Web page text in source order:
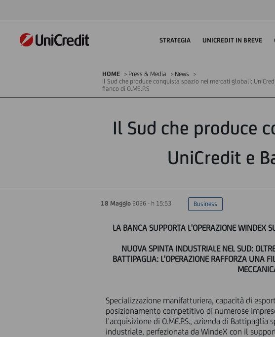
STRATEGIA UNICREDIT IN BREVE
HOME Press & Media
News
Il Sud che produce conquista spazio nei mercati globali:
fianco di O.ME.P.S
Il Sud che produce
UniCredit e
18 Maggio 2026 - h 15:53 Business
LA BANCA SUPPORTA L'OPERAZIONE WINDEX
NUOVA SPINTA INDUSTRIALE NEL SUD:
BATTIPAGLIA: L'OPERAZIONE RAFFORZA UNA
Specializzazione manifatturiera, capacità di
posizionamento competitivo di numerose
l'acquisizione di O.ME.P.S., azienda di
industriale, perfezionata da WindeX con il